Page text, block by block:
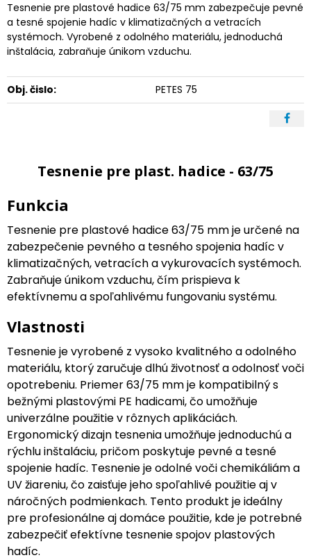
Tesnenie pre plastové hadice 63/75 mm zabezpečuje pevné
a tesné spojenie hadíc v klimatizačných a vetracích
systémoch. Vyrobené z odolného materiálu, jednoduchá
inštalácia, zabraňuje únikom vzduchu.
Obj. čislo: PETES 75
Tesnenie pre plast. hadice - 63/75
Funkcia
Tesnenie pre plastové hadice 63/75 mm je určené na
zabezpečenie pevného a tesného spojenia hadíc v
klimatizačných, vetracích a vykurovacích systémoch.
Zabraňuje únikom vzduchu, čím prispieva k
efektívnemu a spoľahlivému fungovaniu systému.
Vlastnosti
Tesnenie je vyrobené z vysoko kvalitného a odolného
materiálu, ktorý zaručuje dlhú životnosť a odolnosť voči
opotrebeniu. Priemer 63/75 mm je kompatibilný s
bežnými plastovými PE hadicami, čo umožňuje
univerzálne použitie v rôznych aplikáciách.
Ergonomický dizajn tesnenia umožňuje jednoduchú a
rýchlu inštaláciu, pričom poskytuje pevné a tesné
spojenie hadíc. Tesnenie je odolné voči chemikáliám a
UV žiareniu, čo zaisťuje jeho spoľahlivé použitie aj v
náročných podmienkach. Tento produkt je ideálny
pre profesionálne aj domáce použitie, kde je potrebné
zabezpečiť efektívne tesnenie spojov plastových
hadíc.